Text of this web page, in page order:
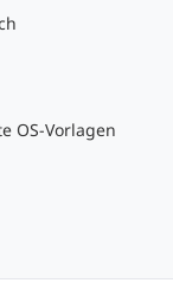
OS-Vorlagen